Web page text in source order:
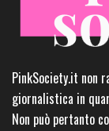
PinkSociety.it non
giornalistica in
Non può pertanto